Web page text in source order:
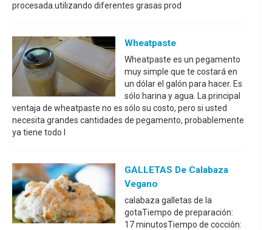
procesada.utilizando diferentes grasas prod
Wheatpaste
Wheatpaste es un pegamento
muy simple que te costará en
un dólar el galón para hacer. Es
sólo harina y agua. La principal
ventaja de wheatpaste no es sólo su costo, pero si usted
necesita grandes cantidades de pegamento, probablemente
ya tiene todo l
GALLETAS De Calabaza
Vegano
calabaza galletas de la
gotaTiempo de preparación:
17 minutosTiempo de cocción: